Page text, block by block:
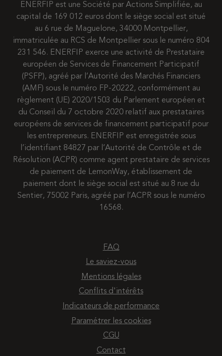
ENERFIP est une Société par Actions Simplifiée, au
capital de 169 012 euros dont le siège social est situé
au 6 rue de Maguelone, 34000 Montpellier,
immatriculée au RCS de Montpellier sous le numéro 804
231 546. ENERFIP exerce une activité de Prestataire
européen de Services de Financement Participatif
(PSFP), agréé par l’Autorité des Marchés Financiers
(AMF) sous le numéro FP-20222, conformément au
règlement (UE) 2020/1503 du Parlement européen et
du Conseil du 7 octobre 2020 relatif aux prestataires
européens de services de financement participatif pour
les entrepreneurs. ENERFIP est enregistrée sous
l’identifiant 84827 par l’Autorité de Contrôle et de
Résolution (ACPR) comme agent prestataire de services
de paiement de LemonWay, établissement de
paiement dont le siège social est situé au 8 rue du
Sentier, 75002 Paris, agréé par l’ACPR sous le numéro
16568.
FAQ
Le saviez-vous
Mentions légales
Conflits d'intérêts
Indicateurs de performance
Paramétrer les cookies
CGU
Contact